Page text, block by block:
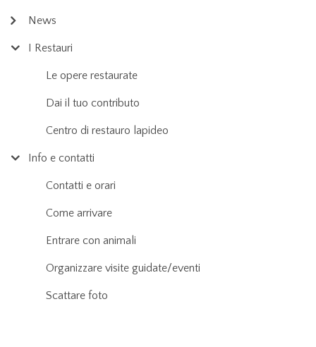
News
I Restauri
Le opere restaurate
Dai il tuo contributo
Centro di restauro lapideo
Info e contatti
Contatti e orari
Come arrivare
Entrare con animali
Organizzare visite guidate/eventi
Scattare foto